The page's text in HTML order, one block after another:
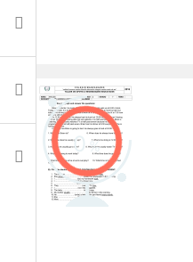
Documentos
Ajustes
0